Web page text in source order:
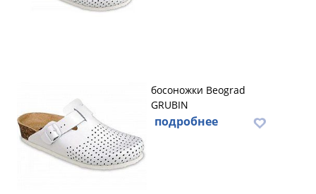
босоножки Beograd
GRUBIN
подробнее